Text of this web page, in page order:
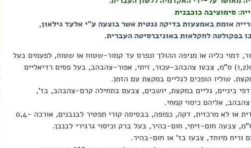
סימוציבה כוכבנית
זיהוי הפטרייה אומת באמצעות בדיקה גנטית אשר בוצעה ע"י אלעד גילאון,
בפקולטה לחקלאות באוניברסיטה העברית.
דמוי כליה או מניפה ההולך ונפרס עד קמור-שטוח או שטוח, לפעמים בעל
פיטם קטן, קוטרו 0,5-0,7(1,2) ס"מ, צבעו צהבהב-עכור, זיתי, אפור-צהבהב, בעל פסים רדיאליים
שוליו הופכים לגליים במקצת עם הזמן.
ביניים, גליים במקצת, יושבים, צבעם בתחילה קרם-צהבהב, בז',
אליהם כיסוי קמחי.
הרגל קצרה או חסרה, צדדית או לא מרכזית, דקה, כפופה, בבסיסה קורי תפטיר לבנבנים, אורכה 0,4-
מיוחד, צבעו בז' או חום-בהיר.